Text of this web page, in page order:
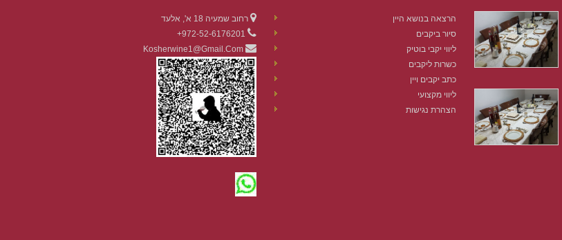
הרצאה בנושא היין
סיור ביקבים
ליווי יקבי בוטיק
כשרות ליקבים
כתב יקבים ויין
ליווי מקצועי
הצהרת נגישות
רחוב שמעיה 18 א', אלעד
972-52-6176201+
Kosherwine1@gmail.com